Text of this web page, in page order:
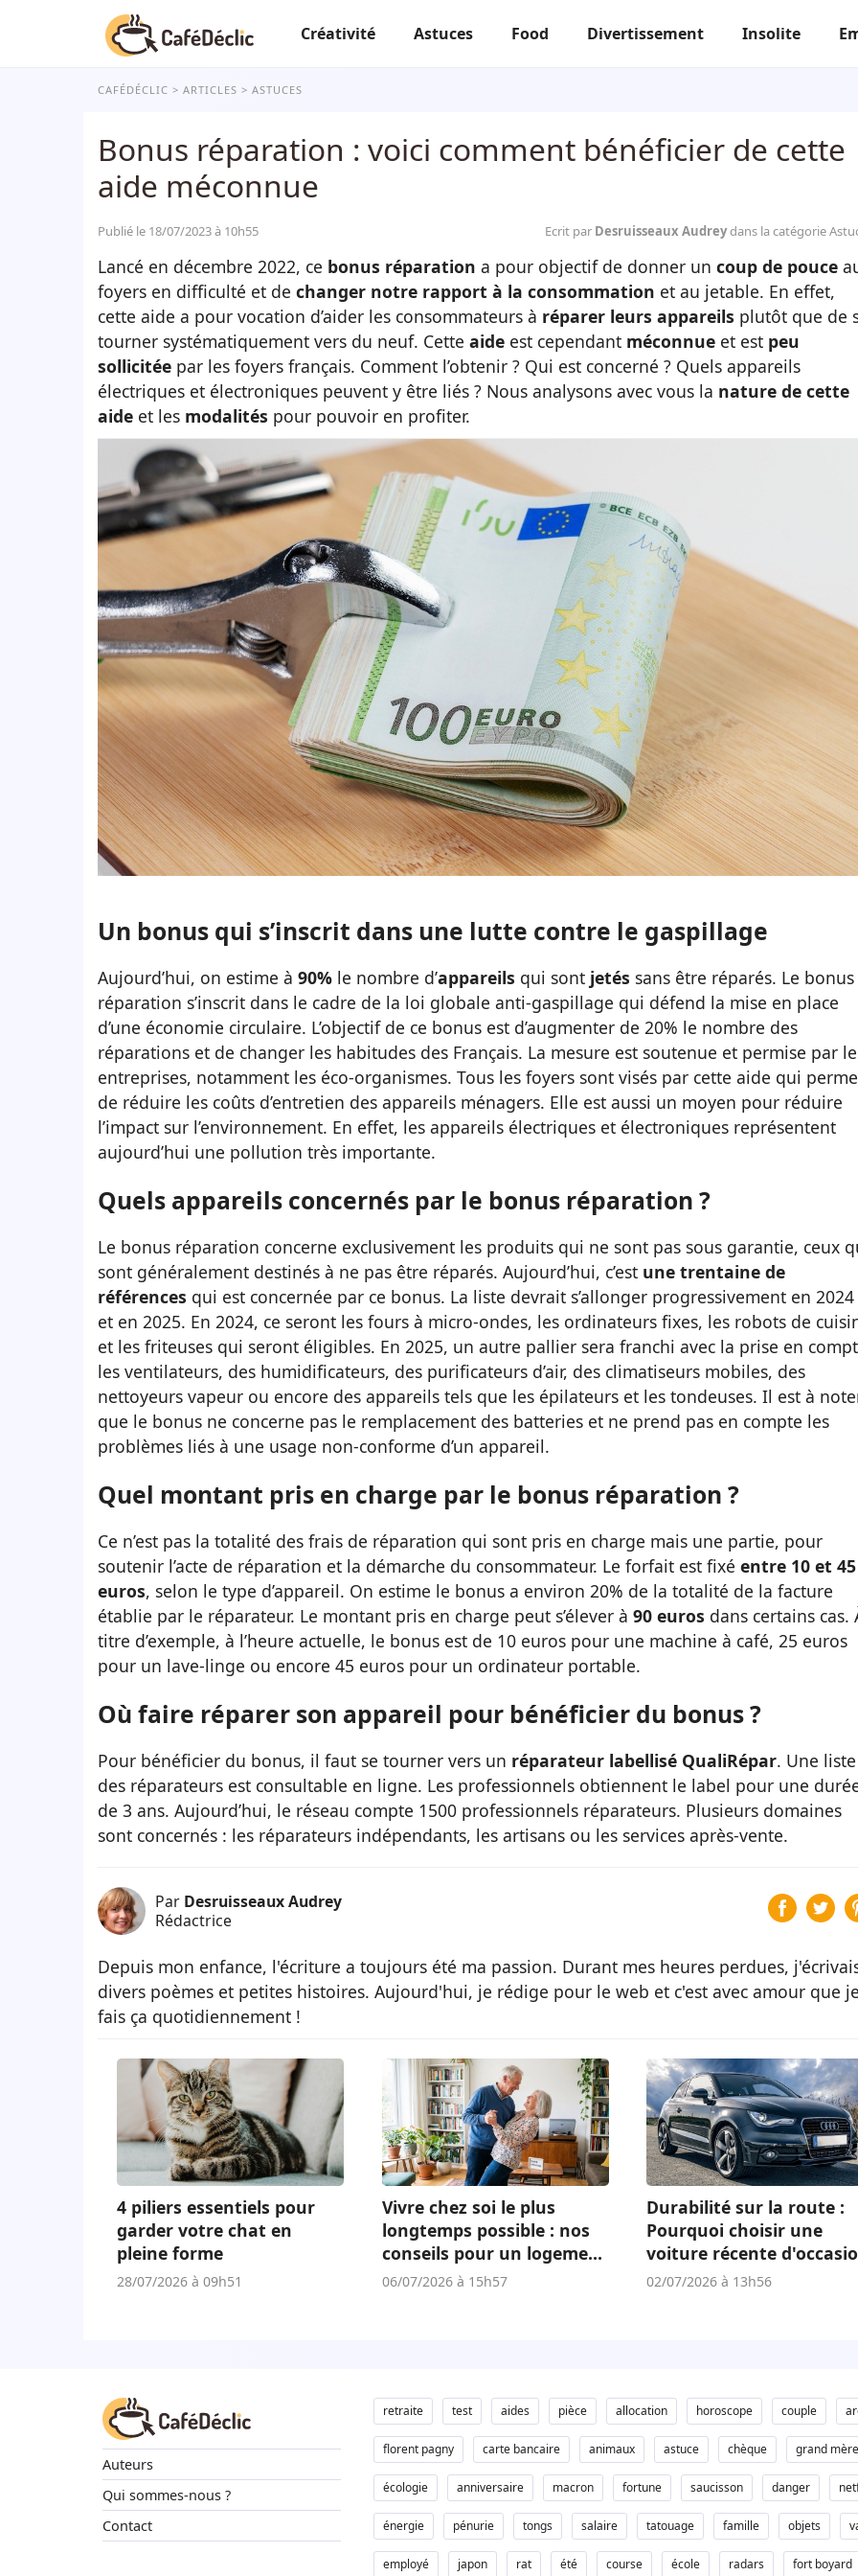
Créativité Astuces Food Divertissement Insolite
CAFÉDÉCLIC ARTICLES ASTUCES
Bonus réparation : voici comment bénéficier de cette
aide méconnue
Publié le 18/07/2023 à 10h55 Ecrit par Desruisseaux Audreydans la catégorie
Lancé en décembre 2022, ce bonus réparation a pour objectif de donner un coup de pouce
foyers en difficulté et de changer notre rapport à la consommation et au jetable. En effet,
cette aide a pour vocation d’aider les consommateurs à réparer leurs appareils plutôt que de
tourner systématiquement vers du neuf. Cette aide est cependant méconnue et est peu
sollicitée par les foyers français. Comment l’obtenir ? Qui est concerné ? Quels appareils
électriques et électroniques peuvent y être liés ? Nous analysons avec vous la nature de cette
aide et les modalités pour pouvoir en profiter.
Un bonus qui s’inscrit dans une lutte contre le gaspillage
Aujourd’hui, on estime à 90% le nombre d’appareils qui sont jetés sans être réparés. Le bonus
réparation s’inscrit dans le cadre de la loi globale anti-gaspillage qui défend la mise en place
d’une économie circulaire. L’objectif de ce bonus est d’augmenter de 20% le nombre des
réparations et de changer les habitudes des Français. La mesure est soutenue et permise par
entreprises, notamment les éco-organismes. Tous les foyers sont visés par cette aide qui
de réduire les coûts d’entretien des appareils ménagers. Elle est aussi un moyen pour réduire
l’impact sur l’environnement. En effet, les appareils électriques et électroniques représentent
aujourd’hui une pollution très importante.
Quels appareils concernés par le bonus réparation ?
Le bonus réparation concerne exclusivement les produits qui ne sont pas sous garantie, ceux
sont généralement destinés à ne pas être réparés. Aujourd’hui, c’est une trentaine de
références qui est concernée par ce bonus. La liste devrait s’allonger progressivement en 2024
et en 2025. En 2024, ce seront les fours à micro-ondes, les ordinateurs fixes, les robots de
et les friteuses qui seront éligibles. En 2025, un autre pallier sera franchi avec la prise en
les ventilateurs, des humidificateurs, des purificateurs d’air, des climatiseurs mobiles, des
nettoyeurs vapeur ou encore des appareils tels que les épilateurs et les tondeuses. Il est à
que le bonus ne concerne pas le remplacement des batteries et ne prend pas en compte les
problèmes liés à une usage non-conforme d’un appareil.
Quel montant pris en charge par le bonus réparation ?
Ce n’est pas la totalité des frais de réparation qui sont pris en charge mais une partie, pour
soutenir l’acte de réparation et la démarche du consommateur. Le forfait est fixé entre 10 et 45
euros, selon le type d’appareil. On estime le bonus a environ 20% de la totalité de la facture
établie par le réparateur. Le montant pris en charge peut s’élever à 90 euros dans certains cas.
titre d’exemple, à l’heure actuelle, le bonus est de 10 euros pour une machine à café, 25 euros
pour un lave-linge ou encore 45 euros pour un ordinateur portable.
Où faire réparer son appareil pour bénéficier du bonus ?
Pour bénéficier du bonus, il faut se tourner vers un réparateur labellisé QualiRépar. Une liste
des réparateurs est consultable en ligne. Les professionnels obtiennent le label pour une
de 3 ans. Aujourd’hui, le réseau compte 1500 professionnels réparateurs. Plusieurs domaines
sont concernés : les réparateurs indépendants, les artisans ou les services après-vente.
Par Desruisseaux Audrey
Rédactrice
Depuis mon enfance, l'écriture a toujours été ma passion. Durant mes heures perdues,
divers poèmes et petites histoires. Aujourd'hui, je rédige pour le web et c'est avec amour que je
fais ça quotidiennement !
4 piliers essentiels pour
garder votre chat en
pleine forme
28/07/2026 à 09h51
Vivre chez soi le plus
longtemps possible : nos
conseils pour un logement
adapté
06/07/2026 à 15h57
Durabilité sur la route :
Pourquoi choisir une
voiture récente
est un atout écologique et
02/07/2026 à 13h56
Auteurs
Qui sommes-nous ?
Contact
retraite test aides pièce allocation horoscope couple
florent pagny carte bancaire animaux astuce chèque grand mère
écologie anniversaire macron fortune saucisson danger
énergie pénurie tongs salaire tatouage famille objets
employé japon rat été course école radars fort boyard